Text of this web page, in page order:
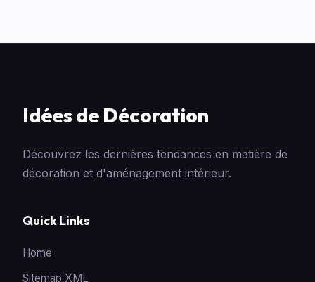
Idées de Décoration
Découvrez les dernières tendances en matière de
décoration et d'aménagement intérieur.
Quick Links
Home
Sitemap XML